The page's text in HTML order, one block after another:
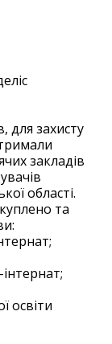
для захисту
закладів
області.
та
освіти